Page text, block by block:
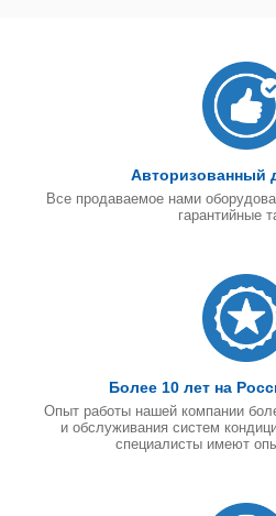
Авторизованный
Все продаваемое нами
гарантийные
Более 10 лет на
Опыт работы нашей компании
и обслуживания систем
специалисты имеют